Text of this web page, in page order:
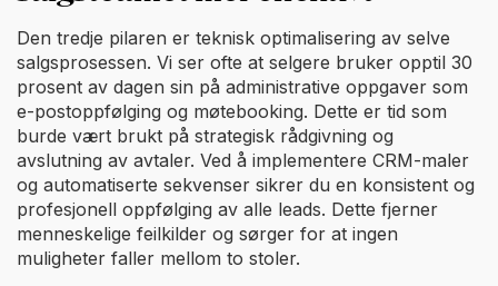
Den tredje pilaren er teknisk optimalisering av selve
salgsprosessen. Vi ser ofte at selgere bruker opptil 30
prosent av dagen sin på administrative oppgaver som
e-postoppfølging og møtebooking. Dette er tid som
burde vært brukt på strategisk rådgivning og
avslutning av avtaler. Ved å implementere CRM-maler
og automatiserte sekvenser sikrer du en konsistent og
profesjonell oppfølging av alle leads. Dette fjerner
menneskelige feilkilder og sørger for at ingen
muligheter faller mellom to stoler.